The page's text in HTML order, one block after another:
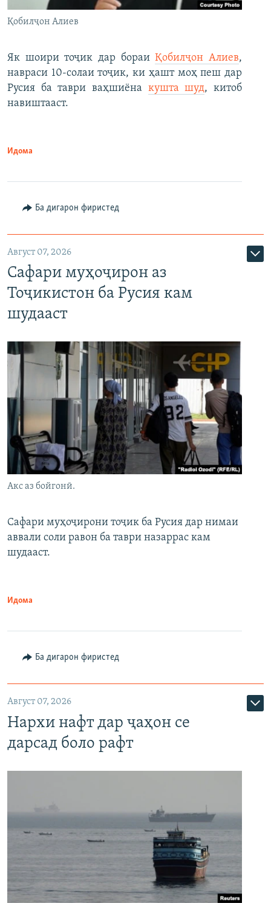
Қобилҷон Алиев
Як шоири тоҷик дар бораиҚобилҷон Алиев,
навраси 10-солаи тоҷик, ки ҳашт моҳ пеш дар
Русия ба таври ваҳшиёна кушта шуд, китоб
навиштааст.
Идома
Ба дигарон фиристед
Август 07, 2026
Сафари муҳоҷирон аз
Тоҷикистон ба Русия кам
шудааст
Акс аз бойгонӣ.
Сафари муҳоҷирони тоҷик ба Русия дар нимаи
аввали соли равон ба таври назаррас кам
шудааст.
Идома
Ба дигарон фиристед
Август 07, 2026
Нархи нафт дар ҷаҳон се
дарсад боло рафт